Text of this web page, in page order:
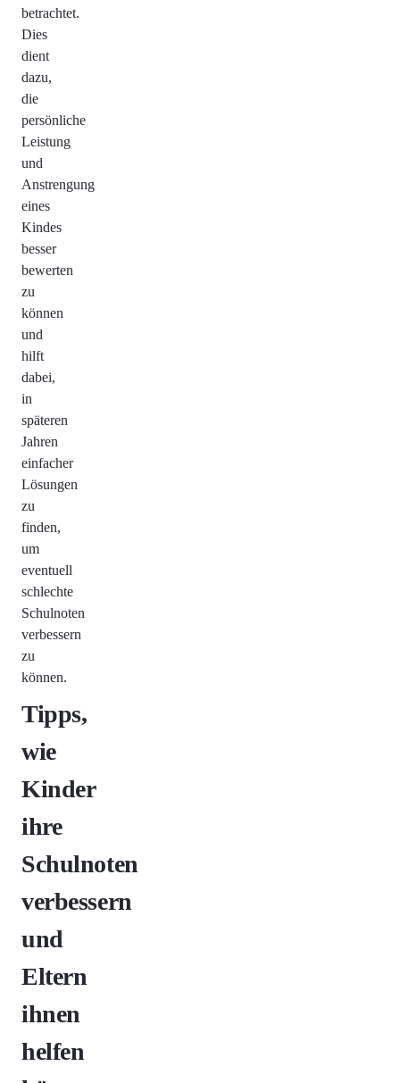
betrachtet.
Dies
dient
dazu,
die
persönliche
Leistung
und
Anstrengung
eines
Kindes
besser
bewerten
zu
können
und
hilft
dabei,
in
späteren
Jahren
einfacher
Lösungen
zu
finden,
um
eventuell
schlechte
Schulnoten
verbessern
zu
können.
Tipps,
wie
Kinder
ihre
Schulnoten
verbessern
und
Eltern
ihnen
helfen